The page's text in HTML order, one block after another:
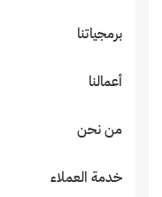
برمجياتنا
أعمالنا
من نحن
خدمة العملاء